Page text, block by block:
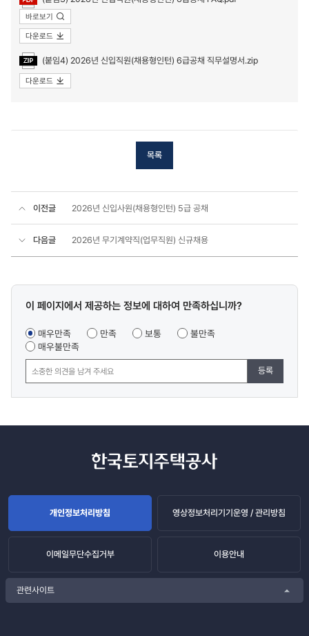
바로보기
다운로드
(붙임4) 2026년 신입직원(채용형인턴) 6급공채 직무설명서.zip
다운로드
목록
이전글 2026년 신입사원(채용형인턴) 5급 공채
다음글 2026년 무기계약직(업무직원) 신규채용
콘텐츠
조사
이 페이지에서 제공하는 정보에 대하여 만족하십니까?
매우만족 만족 보통
불만족
매우불만족
등록
개인정보처리방침 영상정보처리기기운영 / 관리방침
이메일무단수집거부 이용안내
관련사이트